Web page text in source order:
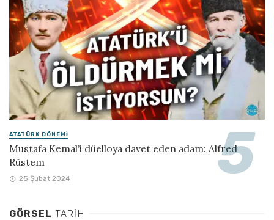
ATATÜRK DÖNEMI
Mustafa Kemal’i düelloya davet eden adam: Alfred
Rüstem
25 Şubat 2024
GÖRSEL TARIH